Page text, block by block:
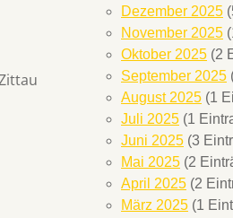
Dezember 2025
November 2025
Oktober 2025 (2
September 2025
August 2025 (1
Juli 2025 (1
Juni 2025 (3
Mai 2025 (2
April 2025 (2
März 2025 (1